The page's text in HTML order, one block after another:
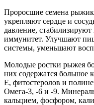
Проросшие семена
укрепляют сердце и
давление,
иммунитет. Улучшают
системы, уменьшают
Молодые ростки рыжея
них содержатся большое
Е, фитостеролов и
Омега-3, -6 и -9.
кальцием, фосфором,